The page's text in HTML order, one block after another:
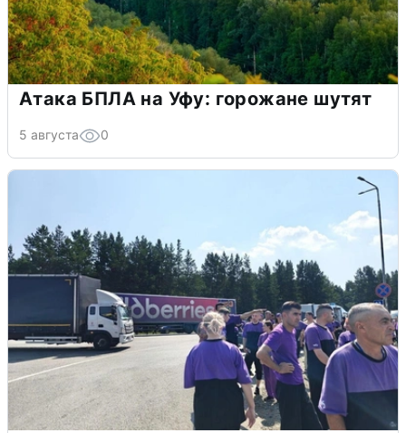
Атака БПЛА на Уфу: горожане шутят
5 августа 0